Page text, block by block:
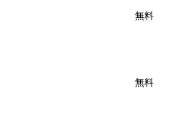
無料
無料